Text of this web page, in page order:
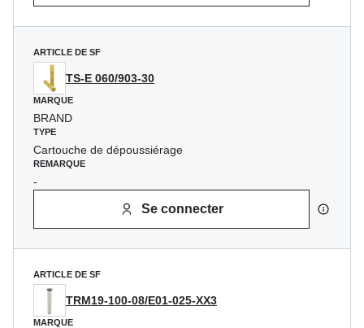
ARTICLE DE SF
TS-E 060/903-30
MARQUE
BRAND
TYPE
Cartouche de dépoussiérage
REMARQUE
-
Se connecter
ARTICLE DE SF
TRM19-100-08/E01-025-XX3
MARQUE